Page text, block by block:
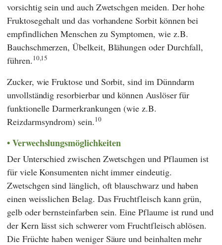
vorsichtig sein und auch Zwetschgen meiden. Der hohe
Fruktosegehalt und das vorhandene Sorbit können bei
empfindlichen Menschen zu Symptomen, wie z.B.
Bauchschmerzen, Übelkeit, Blähungen oder Durchfall,
führen.10,15
Zucker, wie Fruktose und Sorbit, sind im Dünndarm
unvollständig resorbierbar und können Auslöser für
funktionelle Darmerkrankungen (wie z.B.
Reizdarmsyndrom) sein.10
Verwechslungsmöglichkeiten
Der Unterschied zwischen Zwetschgen und Pflaumen ist
für viele Konsumenten nicht immer eindeutig.
Zwetschgen sind länglich, oft blauschwarz und haben
einen weisslichen Belag. Das Fruchtfleisch kann grün,
gelb oder bernsteinfarben sein. Eine Pflaume ist rund und
der Kern lässt sich schwerer vom Fruchtfleisch ablösen.
Die Früchte haben weniger Säure und beinhalten mehr